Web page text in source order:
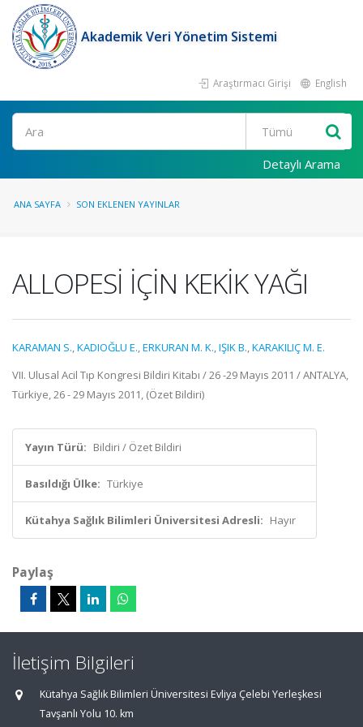
Akademik Veri Yönetim Sistemi
Araştırmacı Girişi English
Ara
Detaylı Arama
ANA SAYFA SON EKLENEN YAYINLAR
ALLOPESİ İÇİN KEKİK YAĞI
KARAMAN S.,KADIOĞLU E.,ERKURAN M. K.,IŞIK B.,KARAKILIÇ M. E.
VII. Ulusal Acil Tıp Kongresi Bildiri Kitabı / 26 -29 Mayıs 2011 / ANTALYA,
Türkiye, 26 - 29 Mayıs 2011, (Özet Bildiri)
Yayın Türü: Bildiri / Özet Bildiri
Basıldığı Ülke: Türkiye
Kütahya Sağlık Bilimleri Üniversitesi Adresli: Hayır
Paylaş
İletişim Bilgileri
Kütahya Sağlık Bilimleri Üniversitesi Evliya Çelebi Yerleşkesi
Tavşanlı Yolu 10. km